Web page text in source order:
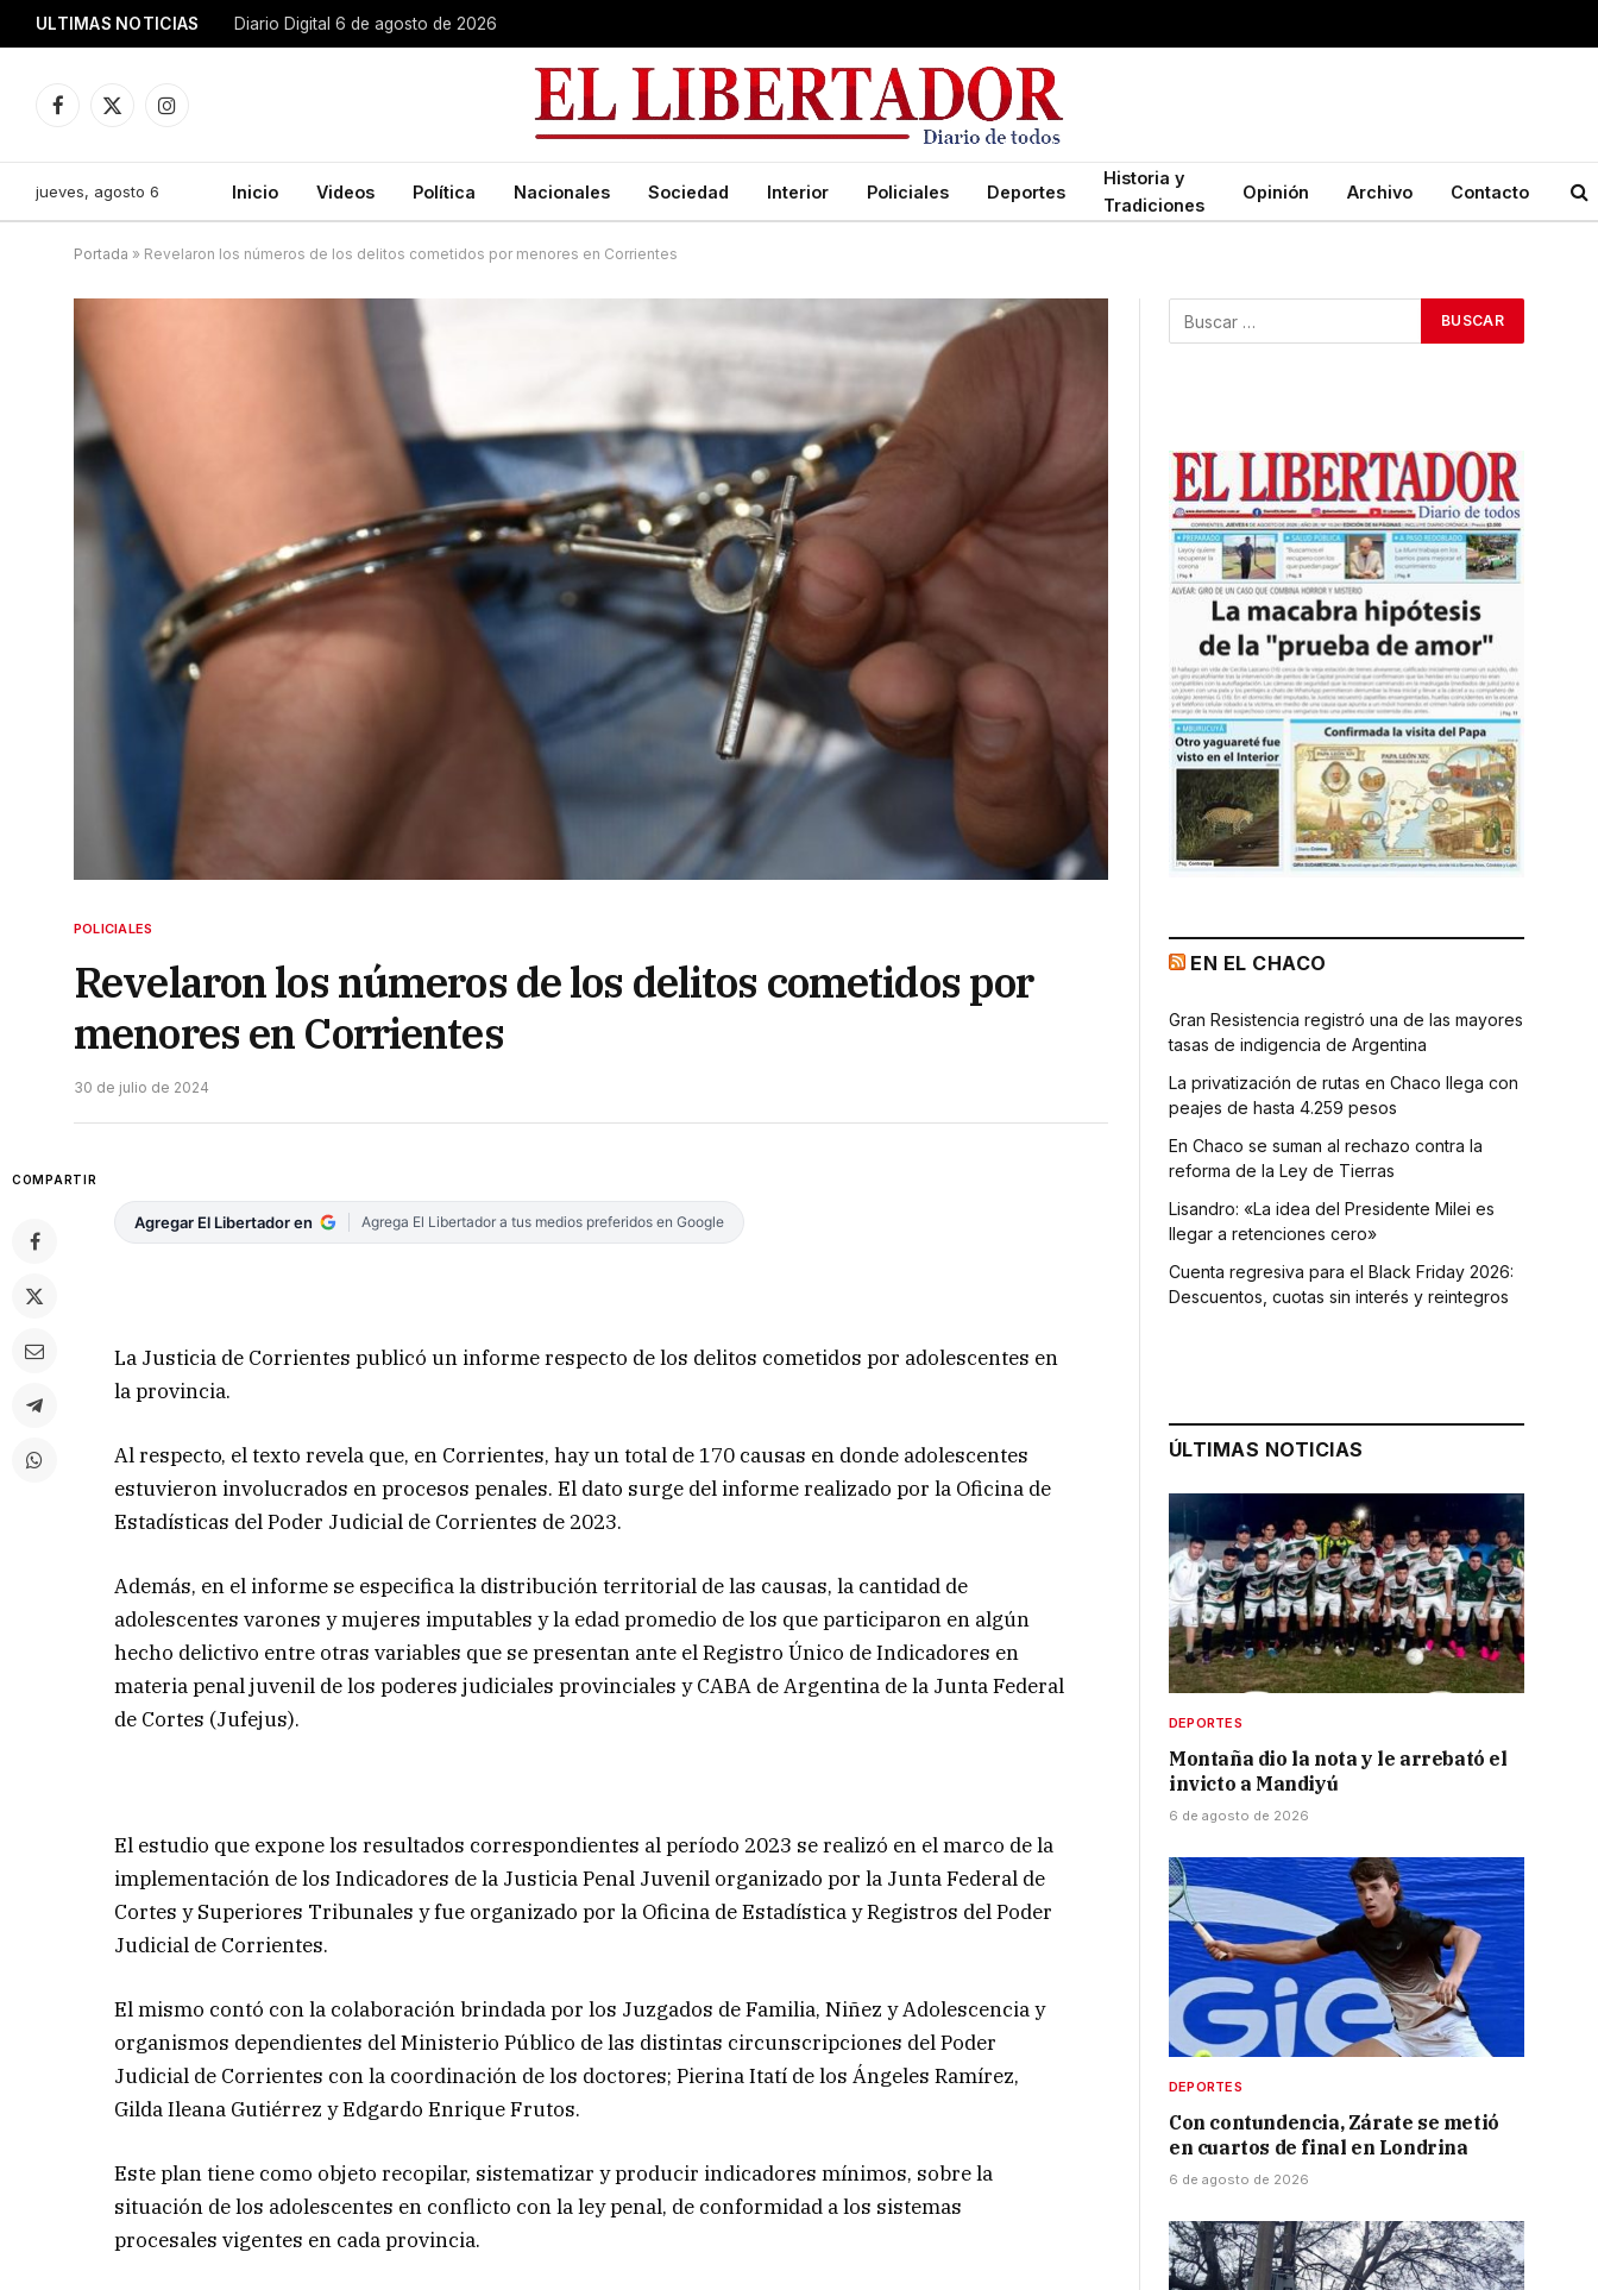
ULTIMAS NOTICIAS Diario Digital 6 de agosto de 2026
Facebook
X
Instagram
jueves, agosto 6 Inicio Videos Política Nacionales Sociedad Interior Policiales Deportes
Historia y
Tradiciones
Opinión Archivo Contacto
Portada » Revelaron los números de los delitos cometidos por menores en Corrientes
POLICIALES
Revelaron los números de los delitos cometidos por
menores en Corrientes
30 de julio de 2024
COMPARTIR
Agregar El Libertador en Agrega El Libertador a tus medios preferidos en Google
La Justicia de Corrientes publicó un informe respecto de los delitos cometidos por adolescentes en
la provincia.
Al respecto, el texto revela que, en Corrientes, hay un total de 170 causas en donde adolescentes
estuvieron involucrados en procesos penales. El dato surge del informe realizado por la Oficina de
Estadísticas del Poder Judicial de Corrientes de 2023.
Además, en el informe se especifica la distribución territorial de las causas, la cantidad de
adolescentes varones y mujeres imputables y la edad promedio de los que participaron en algún
hecho delictivo entre otras variables que se presentan ante el Registro Único de Indicadores en
materia penal juvenil de los poderes judiciales provinciales y CABA de Argentina de la Junta Federal
de Cortes (Jufejus).
El estudio que expone los resultados correspondientes al período 2023 se realizó en el marco de la
implementación de los Indicadores de la Justicia Penal Juvenil organizado por la Junta Federal de
Cortes y Superiores Tribunales y fue organizado por la Oficina de Estadística y Registros del Poder
Judicial de Corrientes.
El mismo contó con la colaboración brindada por los Juzgados de Familia, Niñez y Adolescencia y
organismos dependientes del Ministerio Público de las distintas circunscripciones del Poder
Judicial de Corrientes con la coordinación de los doctores; Pierina Itatí de los Ángeles Ramírez,
Gilda Ileana Gutiérrez y Edgardo Enrique Frutos.
Este plan tiene como objeto recopilar, sistematizar y producir indicadores mínimos, sobre la
situación de los adolescentes en conflicto con la ley penal, de conformidad a los sistemas
procesales vigentes en cada provincia.
EN EL CHACO
Gran Resistencia registró una de las mayores
tasas de indigencia de Argentina
La privatización de rutas en Chaco llega con
peajes de hasta 4.259 pesos
En Chaco se suman al rechazo contra la
reforma de la Ley de Tierras
Lisandro: «La idea del Presidente Milei es
llegar a retenciones cero»
Cuenta regresiva para el Black Friday 2026:
Descuentos, cuotas sin interés y reintegros
ÚLTIMAS NOTICIAS
DEPORTES
Montaña dio la nota y le arrebató el
invicto a Mandiyú
6 de agosto de 2026
DEPORTES
Con contundencia, Zárate se metió
en cuartos de final en Londrina
6 de agosto de 2026